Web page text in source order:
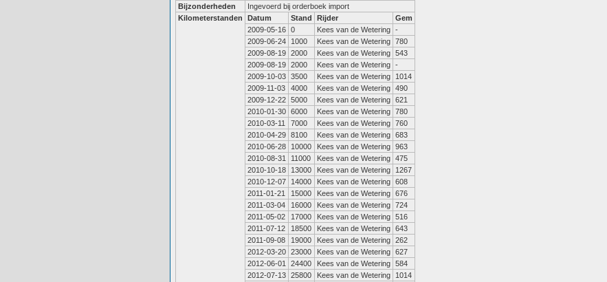
Bijzonderheden
Ingevoerd bij orderboek import
Kilometerstanden
Datum Stand Rijder
Gem
2009-05-16 0 Kees van de Wetering -
2009-06-24
1000 Kees van de Wetering 780
2009-08-19 2000 Kees van de Wetering 543
2009-08-19 2000 Kees van de Wetering -
2009-10-03 3500 Kees van de Wetering
1014
2009-11-03
4000 Kees van de Wetering 490
2009-12-22 5000 Kees van de Wetering 621
2010-01-30 6000 Kees van de Wetering 780
2010-03-11
7000 Kees van de Wetering 760
2010-04-29 8100 Kees van de Wetering 683
2010-06-28
10000 Kees van de Wetering 963
2010-08-31
11000 Kees van de Wetering 475
2010-10-18
13000 Kees van de Wetering
1267
2010-12-07
14000 Kees van de Wetering 608
2011-01-21
15000 Kees van de Wetering 676
2011-03-04
16000 Kees van de Wetering 724
2011-05-02
17000 Kees van de Wetering 516
2011-07-12
18500 Kees van de Wetering 643
2011-09-08
19000 Kees van de Wetering 262
2012-03-20 23000 Kees van de Wetering 627
2012-06-01
24400 Kees van de Wetering 584
2012-07-13 25800 Kees van de Wetering
1014